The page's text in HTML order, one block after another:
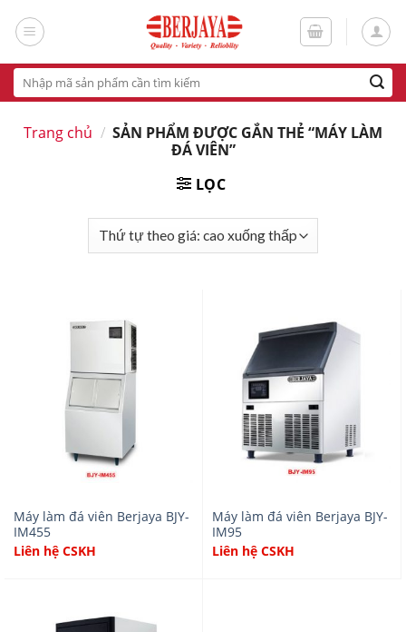
Tìm
kiếm:
Trang chủ / SẢN PHẨM ĐƯỢC GẮN THẺ “MÁY LÀM
ĐÁ VIÊN”
LỌC
Máy làm đá viên Berjaya BJY-
IM455
Liên hệ CSKH
Máy làm đá viên Berjaya BJY-
IM95
Liên hệ CSKH